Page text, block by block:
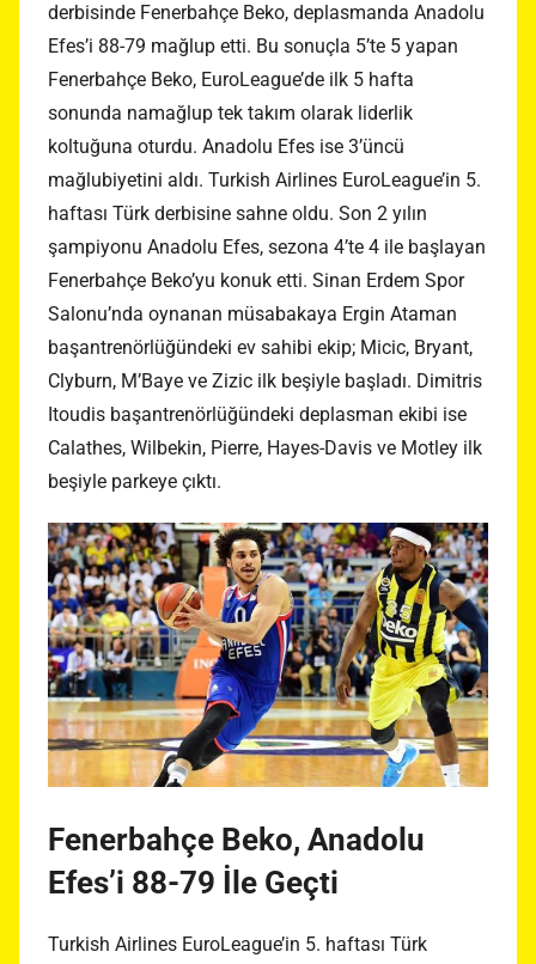
derbisinde Fenerbahçe Beko, deplasmanda Anadolu
Efes’i 88-79 mağlup etti. Bu sonuçla 5’te 5 yapan
Fenerbahçe Beko, EuroLeague’de ilk 5 hafta
sonunda namağlup tek takım olarak liderlik
koltuğuna oturdu. Anadolu Efes ise 3’üncü
mağlubiyetini aldı. Turkish Airlines EuroLeague’in 5.
haftası Türk derbisine sahne oldu. Son 2 yılın
şampiyonu Anadolu Efes, sezona 4’te 4 ile başlayan
Fenerbahçe Beko’yu konuk etti. Sinan Erdem Spor
Salonu’nda oynanan müsabakaya Ergin Ataman
başantrenörlüğündeki ev sahibi ekip; Micic, Bryant,
Clyburn, M’Baye ve Zizic ilk beşiyle başladı. Dimitris
Itoudis başantrenörlüğündeki deplasman ekibi ise
Calathes, Wilbekin, Pierre, Hayes-Davis ve Motley ilk
beşiyle parkeye çıktı.
Fenerbahçe Beko, Anadolu
Efes’i 88-79 İle Geçti
Turkish Airlines EuroLeague’in 5. haftası Türk